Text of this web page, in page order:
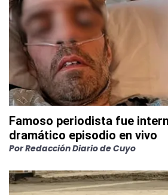
Famoso periodista fue
dramático episodio en vivo
PorRedacción Diario de Cuyo